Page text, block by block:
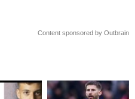
Content sponsored by Outbrain